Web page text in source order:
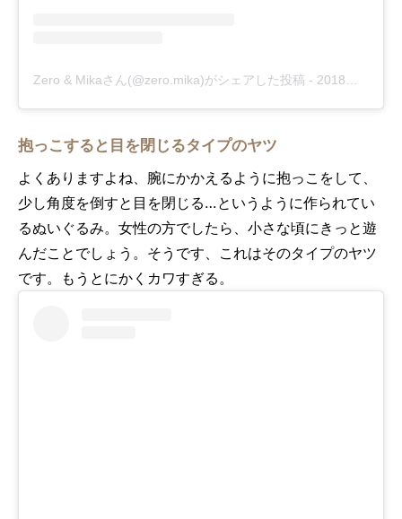
Zero & Mikaさん(@zero.mika)がシェアした投稿 - 2018年 8月月19日午前12時22分PDT
抱っこすると目を閉じるタイプのヤツ
よくありますよね、腕にかかえるように抱っこをして、
少し角度を倒すと目を閉じる…というように作られてい
るぬいぐるみ。女性の方でしたら、小さな頃にきっと遊
んだことでしょう。そうです、これはそのタイプのヤツ
です。もうとにかくカワすぎる。